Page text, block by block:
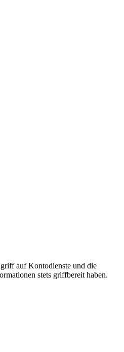
auf Kontodienste und die
stets griffbereit haben.